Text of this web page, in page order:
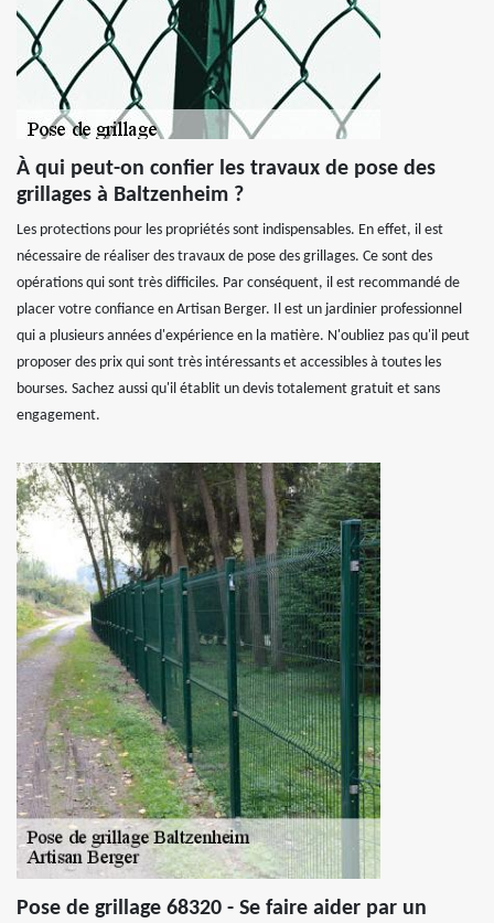
À qui peut-on confier les travaux de pose des
grillages à Baltzenheim ?
Les protections pour les propriétés sont indispensables. En effet, il est
nécessaire de réaliser des travaux de pose des grillages. Ce sont des
opérations qui sont très difficiles. Par conséquent, il est recommandé de
placer votre confiance en Artisan Berger. Il est un jardinier professionnel
qui a plusieurs années d'expérience en la matière. N'oubliez pas qu'il peut
proposer des prix qui sont très intéressants et accessibles à toutes les
bourses. Sachez aussi qu'il établit un devis totalement gratuit et sans
engagement.
Pose de grillage 68320 - Se faire aider par un